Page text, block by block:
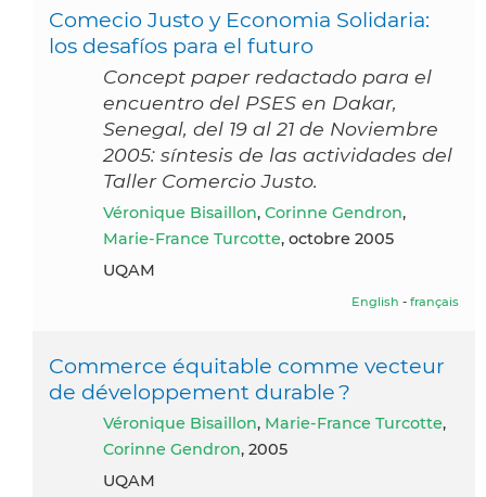
Comecio Justo y Economia Solidaria:
los desafíos para el futuro
Concept paper redactado para el
encuentro del PSES en Dakar,
Senegal, del 19 al 21 de Noviembre
2005: síntesis de las actividades del
Taller Comercio Justo.
Véronique Bisaillon, Corinne Gendron,
Marie-France Turcotte, octobre 2005
UQAM
English - français
Commerce équitable comme vecteur
de développement durable ?
Véronique Bisaillon, Marie-France Turcotte,
Corinne Gendron, 2005
UQAM